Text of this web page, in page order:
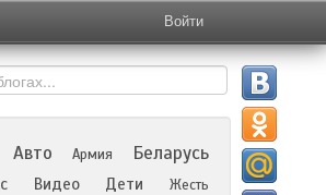
Войти
Авто Армия Беларусь
Видео Дети
Жесть